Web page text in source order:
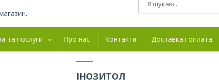
та послуги Про нас Контакти Доставка і оплата
ІНОЗИТОЛ